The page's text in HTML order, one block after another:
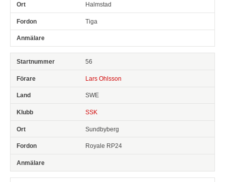
Halmstad
Tiga
56
Lars Ohlsson
SWE
SSK
Sundbyberg
Royale RP24